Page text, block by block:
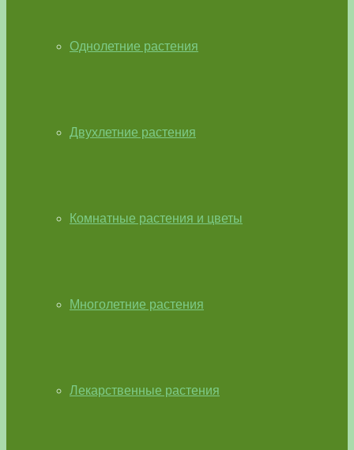
Однолетние растения
Двухлетние растения
Комнатные растения и цветы
Многолетние растения
Лекарственные растения